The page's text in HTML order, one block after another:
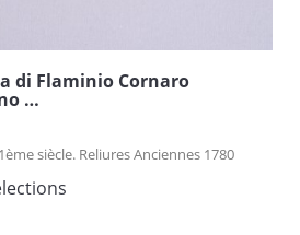
di Flaminio Cornaro
…
siècle. Reliures Anciennes 1780